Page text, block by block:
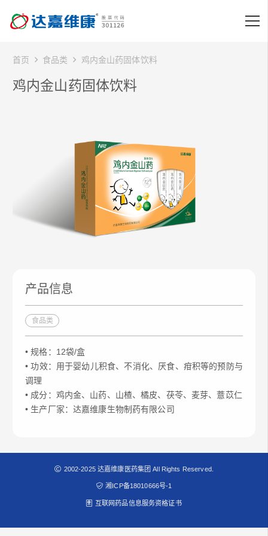
首页 食品类 鸡内金山药固体饮料
鸡内金山药固体饮料
产品信息
食品类
• 规格：12袋/盒
• 功效：用于婴幼儿积食、不消化、厌食、疳积等的预防与
调理
• 成分：鸡内金、山药、山楂、橘皮、茯苓、麦芽、薏苡仁
• 生产厂家：达嘉维康生物制药有限公司
2002-2025 达嘉维康医药集团 All Rights Reserved.
湘ICP备18010666号-1
互联网药品信息服务资格证书